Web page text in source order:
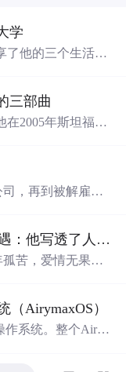
学
了他的三个生活故
生的感悟。他鼓
知欲。
三部曲
在2005年斯坦福大
，再到被解雇后
真正的情欲大师，100年难得一遇：他写透了人性的情与欲。
苦，爱情无果，
作，设计精美，
（AirymaxOS）
作系统。整个Airy